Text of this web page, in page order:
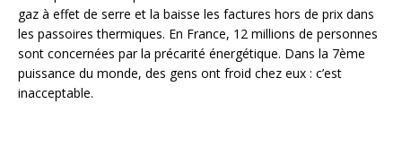
gaz à effet de serre et la baisse les factures hors de prix dans
les passoires thermiques. En France, 12 millions de personnes
sont concernées par la précarité énergétique. Dans la 7ème
puissance du monde, des gens ont froid chez eux : c’est
inacceptable.